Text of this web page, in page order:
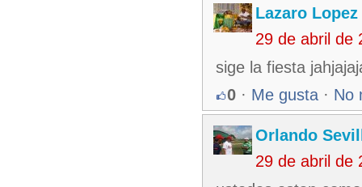
Lazaro Lopez
29 de abril de
sige la fiesta
0 · Me gusta · No
Orlando
29 de abril de